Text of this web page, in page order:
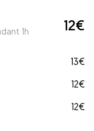
1h 12€
13€
12€
12€